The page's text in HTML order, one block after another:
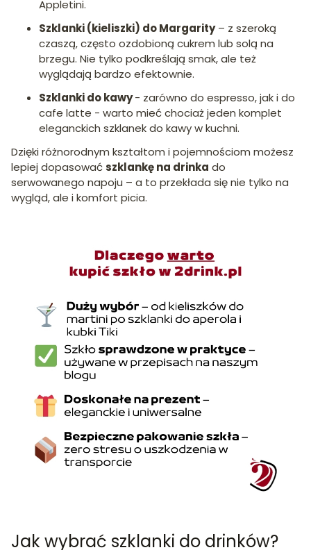
Appletini.
Szklanki (kieliszki) do Margarity– z szeroką
czaszą, często ozdobioną cukrem lub solą na
brzegu. Nie tylko podkreślają smak, ale też
wyglądają bardzo efektownie.
Szklanki do kawy- zarówno do espresso, jak i do
cafe latte - warto mieć chociaż jeden komplet
eleganckich szklanek do kawy w kuchni.
Dzięki różnorodnym kształtom i pojemnościom możesz
lepiej dopasowaćszklankę na drinka do
serwowanego napoju – a to przekłada się nie tylko na
wygląd, ale i komfort picia.
Jak wybrać szklanki do drinków?